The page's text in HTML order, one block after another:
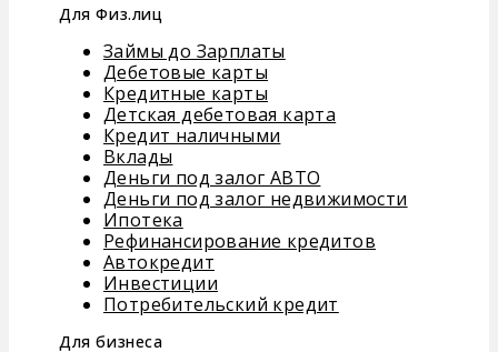
Для Физ.лиц
Займы до Зарплаты
Дебетовые карты
Кредитные карты
Детская дебетовая карта
Кредит наличными
Вклады
Деньги под залог АВТО
Деньги под залог недвижимости
Ипотека
Рефинансирование кредитов
Автокредит
Инвестиции
Потребительский кредит
Для бизнеса